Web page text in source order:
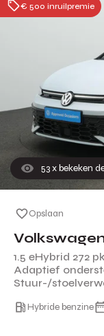
€ 500 inruilpremie
53x bekeken
Opslaan
1.5 eHybrid 272
Adaptief
Stuur-/
Hybride benzine